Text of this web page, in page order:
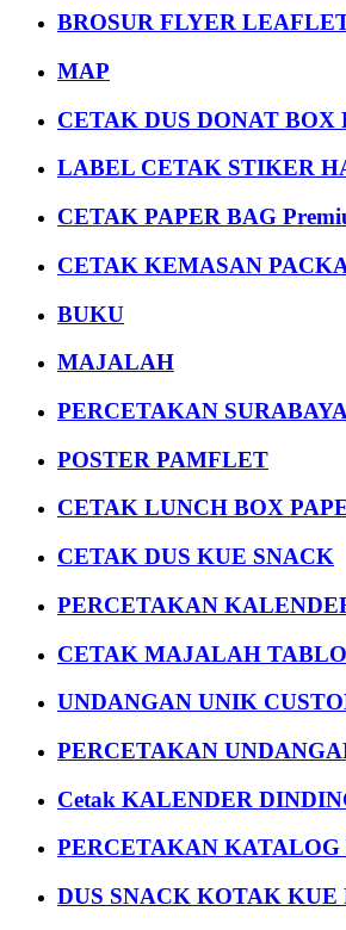
BROSUR FLYER
MAP
CETAK DUS DONAT BOX
LABEL CETAK STIKER
CETAK PAPER BAG
CETAK KEMASAN
BUKU
MAJALAH
PERCETAKAN
POSTER PAMFLET
CETAK LUNCH BOX
CETAK DUS KUE SNACK
PERCETAKAN
CETAK MAJALAH
UNDANGAN UNIK
PERCETAKAN
Cetak KALENDER
PERCETAKAN KATALOG
DUS SNACK KOTAK KUE